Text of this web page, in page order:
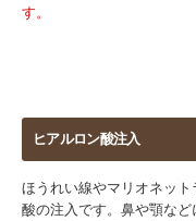
す。
ヒアルロン酸注入
ほうれい線やマリオネッ
酸の注入です。鼻や顎な